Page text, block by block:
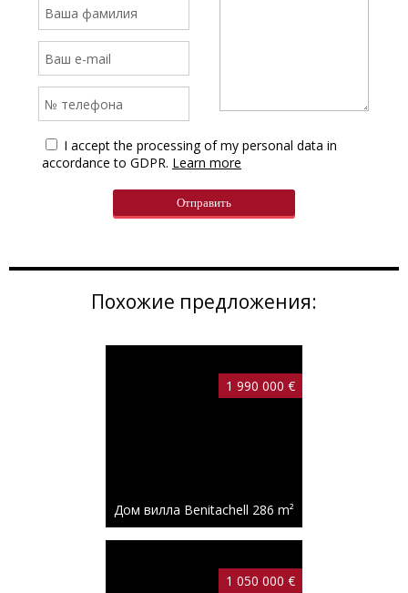
Похожие предложения:
1 990 000 €
Дом вилла Benitachell 286 m²
1 050 000 €
I accept the processing of my personal data in
accordance to GDPR. Learn more